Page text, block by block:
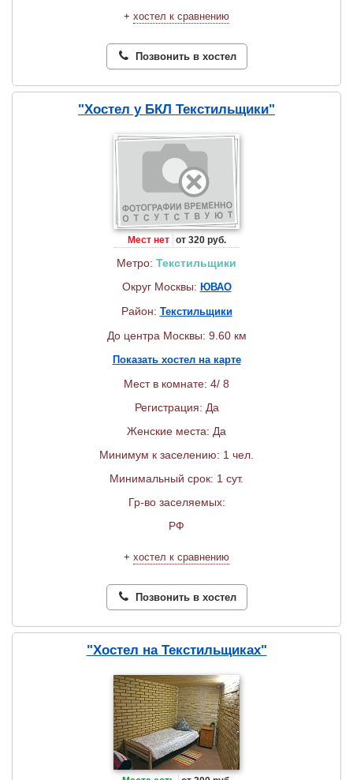
+ хостел к сравнению
Позвонить в хостел
"Хостел у БКЛ Текстильщики"
Мест нет от 320 руб.
Метро: Текстильщики
Округ Москвы: ЮВАО
Район: Текстильщики
До центра Москвы: 9.60 км
Показать хостел на карте
Мест в комнате: 4/ 8
Регистрация: Да
Женские места: Да
Минимум к заселению: 1 чел.
Минимальный срок: 1 сут.
Гр-во заселяемых:
РФ
+ хостел к сравнению
Позвонить в хостел
"Хостел на Текстильщиках"